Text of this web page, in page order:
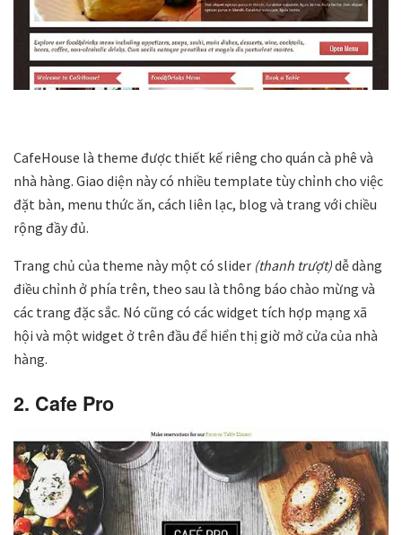
CafeHouse là theme được thiết kế riêng cho quán cà phê và
nhà hàng. Giao diện này có nhiều template tùy chỉnh cho việc
đặt bàn, menu thức ăn, cách liên lạc, blog và trang với chiều
rộng đầy đủ.
Trang chủ của theme này một có slider (thanh trượt)dễ dàng
điều chỉnh ở phía trên, theo sau là thông báo chào mừng và
các trang đặc sắc. Nó cũng có các widget tích hợp mạng xã
hội và một widget ở trên đầu để hiển thị giờ mở cửa của nhà
hàng.
2. Cafe Pro